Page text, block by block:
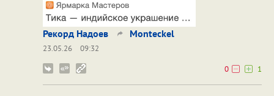
Рекорд Надоев Monteckel
23.05.26
09:32
0
1